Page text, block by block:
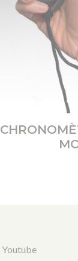
Youtube